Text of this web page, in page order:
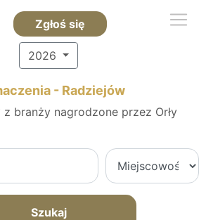
Zgłoś się
2026
- Radziejów
branży nagrodzone przez Orły
Szukaj